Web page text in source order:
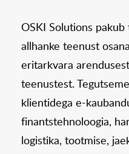
OSKI Solutions
allhanke teenust
eritarkvara
teenustest.
klientidega e-
finantstehnoloogia,
logistika, tootmise,